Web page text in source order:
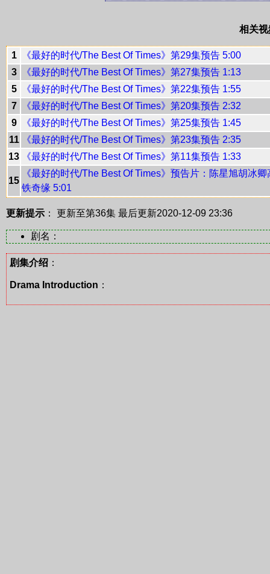
相关
1
《最好的时代/The Best Of Times》第29集预告 5:00
3
《最好的时代/The Best Of Times》第27集预告 1:13
5
《最好的时代/The Best Of Times》第22集预告 1:55
7
《最好的时代/The Best Of Times》第20集预告 2:32
9
《最好的时代/The Best Of Times》第25集预告 1:45
11
《最好的时代/The Best Of Times》第23集预告 2:35
13
《最好的时代/The Best Of Times》第11集预告 1:33
15
《最好的时代/The Best Of Times》预告片：陈星旭胡冰卿
铁奇缘 5:01
更新提示 ： 更新至第36集 最后更新2020-12-09 23:36
剧名：
剧集介绍 ：
Drama Introduction ：